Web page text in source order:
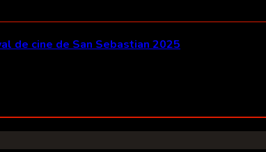
de cine de San Sebastian 2025